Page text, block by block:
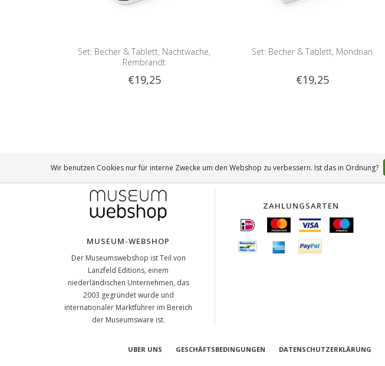
Set: Becher & Tablett, Nachtwache,
Rembrandt
€19,25
Set: Becher & Tablett, Mondrian
€19,25
MUSEUM-WEBSHOP
Der Museumswebshop ist Teil von
Lanzfeld Editions, einem
niederländischen Unternehmen, das
2003 gegründet wurde und
internationaler Marktführer im Bereich
der Museumsware ist.
ZAHLUNGSARTEN
UBER UNS GESCHÄFTSBEDINGUNGEN DATENSCHUTZERKLÄRUNG
Wir benutzen Cookies nur für interne Zwecke um den Webshop zu verbessern. Ist das in Ordnung?